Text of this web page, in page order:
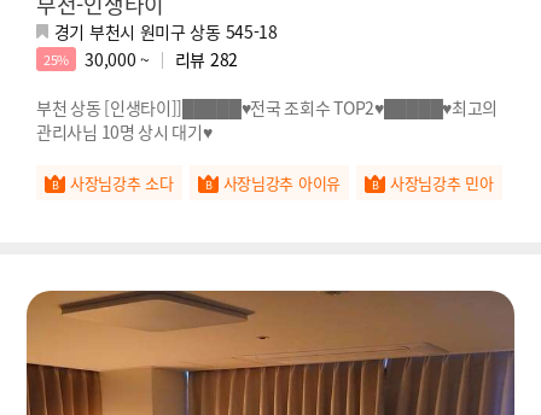
경기 부천시 원미구 상동 545-18
25% 30,000 ~ 리뷰 282
부천 상동 [인생타이]]█████♥전국 조회수 TOP2♥█████♥최고의
관리사님 10명 상시 대기♥
사장님강추 소다 사장님강추 아이유 사장님강추 민아